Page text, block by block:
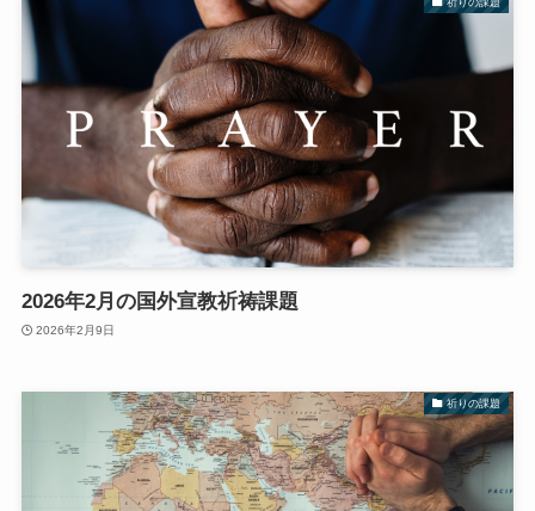
2026年2月の国外宣教祈祷課題
2026年2月9日
祈りの課題